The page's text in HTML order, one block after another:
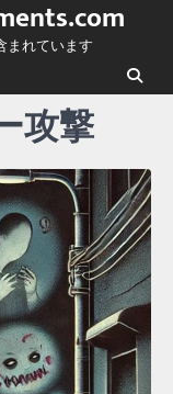
まれています
攻撃